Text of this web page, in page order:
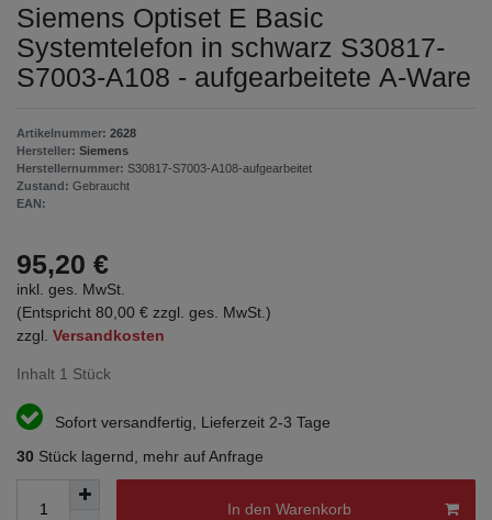
Siemens Optiset E Basic
Systemtelefon in schwarz S30817-
S7003-A108 - aufgearbeitete A-Ware
Artikelnummer: 2628
Hersteller: Siemens
Herstellernummer: S30817-S7003-A108-aufgearbeitet
Zustand: Gebraucht
EAN:
95,20 €
inkl. ges. MwSt.
(Entspricht 80,00 € zzgl. ges. MwSt.)
zzgl. Versandkosten
Inhalt 1 Stück
Sofort versandfertig, Lieferzeit 2-3 Tage
30 Stück lagernd, mehr auf Anfrage
In den Warenkorb